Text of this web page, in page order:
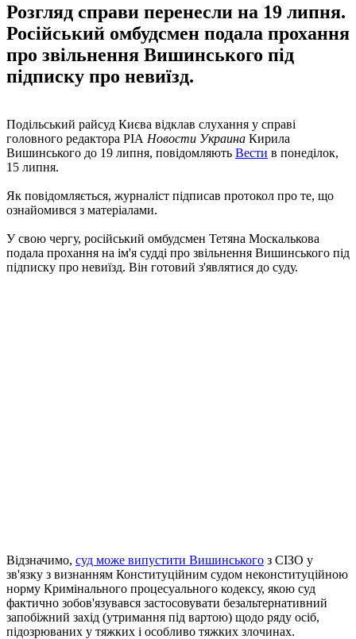
Розгляд справи перенесли на 19 липня.
Російський омбудсмен подала прохання
про звільнення Вишинського під
підписку про невиїзд.
Подільський райсуд Києва відклав слухання у справі
головного редактора РІА Новости Украина Кирила
Вишинського до 19 липня, повідомляють Вести в понеділок,
15 липня.
Як повідомляється, журналіст підписав протокол про те, що
ознайомився з матеріалами.
У свою чергу, російський омбудсмен Тетяна Москалькова
подала прохання на ім'я судді про звільнення Вишинського під
підписку про невиїзд. Він готовий з'являтися до суду.
Відзначимо, суд може випустити Вишинського з СІЗО у
зв'язку з визнанням Конституційним судом неконституційною
норму Кримінального процесуального кодексу, якою суд
фактично зобов'язувався застосовувати безальтернативний
запобіжний захід (утримання під вартою) щодо ряду осіб,
підозрюваних у тяжких і особливо тяжких злочинах.